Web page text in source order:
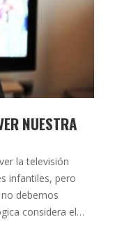
NUESTRA
la televisión
infantiles, pero
debemos
considera el